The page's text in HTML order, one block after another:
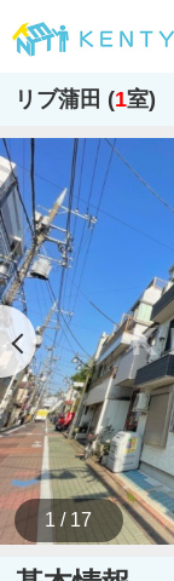
リブ蒲田 (1室)
1 / 17